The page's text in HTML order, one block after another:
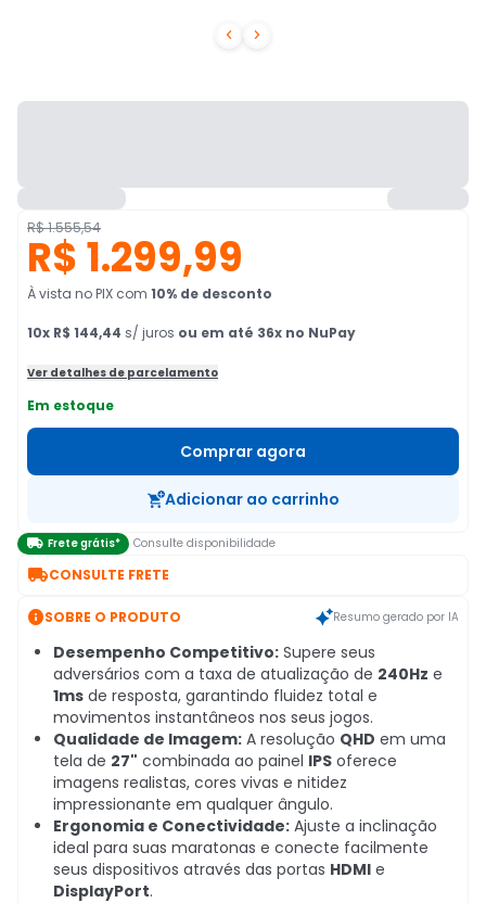
 
R$ 1.555,54
R$ 1.299,99
À vista no PIX com 10% de desconto
10x R$ 144,44 s/ juros ou em até 36x no NuPay
Ver detalhes de parcelamento
Em estoque
Comprar agora
Adicionar ao carrinho
 Frete grátis* Consulte disponibilidade
CONSULTE FRETE
SOBRE O PRODUTO Resumo gerado por IA
Desempenho Competitivo: Supere seus
adversários com a taxa de atualização de 240Hz e
1ms de resposta, garantindo fluidez total e
movimentos instantâneos nos seus jogos.
Qualidade de Imagem: A resolução QHD em uma
tela de 27" combinada ao painel IPS oferece
imagens realistas, cores vivas e nitidez
impressionante em qualquer ângulo.
Ergonomia e Conectividade: Ajuste a inclinação
ideal para suas maratonas e conecte facilmente
seus dispositivos através das portas HDMI e
DisplayPort.